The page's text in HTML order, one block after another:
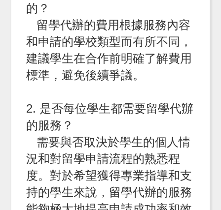
的？
留學代辦的費用根據服務內容
和申請的學校類型而有所不同，
建議學生在合作前明確了解費用
標準，避免後續爭議。
2. 是否每位學生都需要留學代辦
的服務？
需要與否取決於學生的個人情
況和對留學申請流程的熟悉程
度。對於希望獲得專業指導和支
持的學生來說，留學代辦的服務